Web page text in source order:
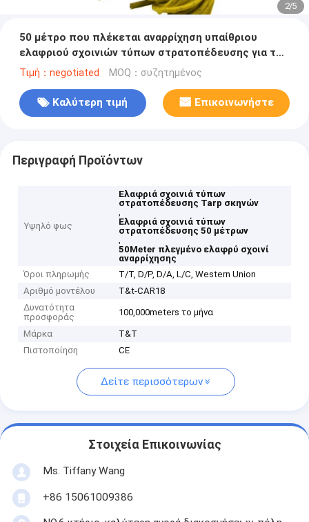
2/5
50 μέτρο που πλέκεται αναρρίχηση υπαίθριου
ελαφριού σχοινιών τύπων στρατοπέδευσης για τη
σκηνή Tarp
Τιμή：negotiated MOQ：συζητημένος
Καλύτερη τιμή Επικοινωνήστε
Περιγραφή Προϊόντων
Υψηλό φως
Ελαφριά σχοινιά τύπων
στρατοπέδευσης Tarp σκηνών
,
Ελαφριά σχοινιά τύπων
στρατοπέδευσης 50 μέτρων
,
50Meter πλεγμένο ελαφρύ σχοινί
αναρρίχησης
Όροι πληρωμής
T/T, D/P, D/A, L/C, Western Union
Αριθμό μοντέλου
T&t-CAR18
Δυνατότητα
προσφοράς
100,000meters το μήνα
Μάρκα
T&T
Πιστοποίηση
CE
Δείτε περισσότερων
Στοιχεία Επικοινωνίας
Ms. Tiffany Wang
+86 15061009386